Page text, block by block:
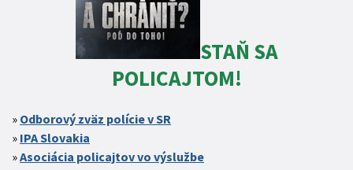
STAŇ SA
POLICAJTOM!
Odborový zväz polície v SR
IPA Slovakia
Asociácia policajtov vo výslužbe